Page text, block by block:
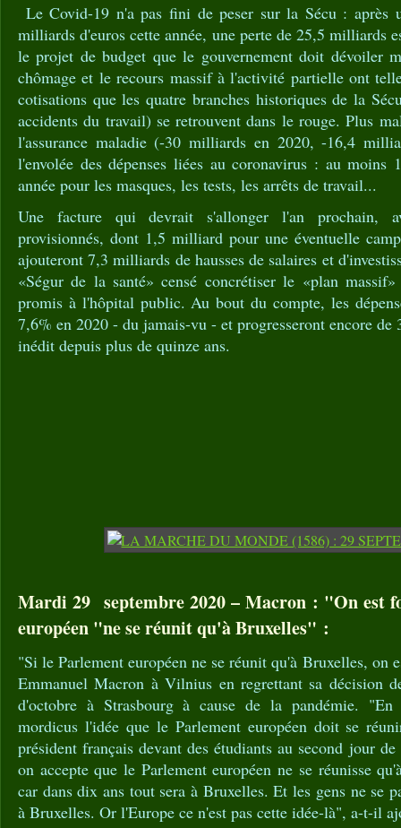
Le Covid-19 n'a pas fini de peser sur la Sécu : après
milliards d'euros cette année, une perte de 25,5 milliards
le projet de budget que le gouvernement doit dévoiler
chômage et le recours massif à l'activité partielle ont
cotisations que les quatre branches historiques de la
accidents du travail) se retrouvent dans le rouge. Plus
l'assurance maladie (-30 milliards en 2020, -16,4
l'envolée des dépenses liées au coronavirus : au moins
année pour les masques, les tests, les arrêts de travail...
Une facture qui devrait s'allonger l'an prochain,
provisionnés, dont 1,5 milliard pour une éventuelle
ajouteront 7,3 milliards de hausses de salaires et
«Ségur de la santé» censé concrétiser le «plan
promis à l'hôpital public. Au bout du compte, les
7,6% en 2020 - du jamais-vu - et progresseront encore de
inédit depuis plus de quinze ans.
Mardi 29 septembre 2020 – Macron : "On est
européen "ne se réunit qu'à Bruxelles" :
"Si le Parlement européen ne se réunit qu'à Bruxelles, on
Emmanuel Macron à Vilnius en regrettant sa décision
d'octobre à Strasbourg à cause de la pandémie.
mordicus l'idée que le Parlement européen doit se
président français devant des étudiants au second jour
on accepte que le Parlement européen ne se réunisse
car dans dix ans tout sera à Bruxelles. Et les gens ne se
à Bruxelles. Or l'Europe ce n'est pas cette idée-là", a-t-il